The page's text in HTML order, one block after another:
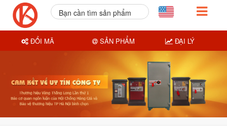
Bạn cần tìm sản phẩm
ĐỔI MÃ SẢN PHẨM ĐẠI LÝ